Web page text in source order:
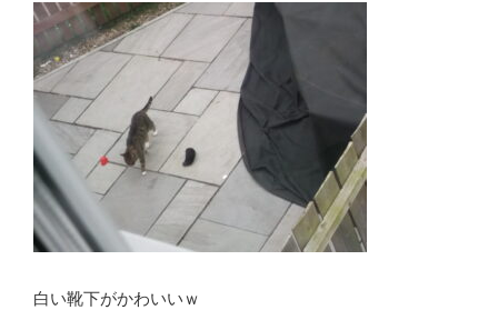
白い靴下がかわいいｗ